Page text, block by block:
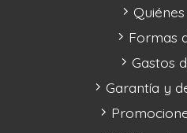
Formas
Gastos
Garantía y